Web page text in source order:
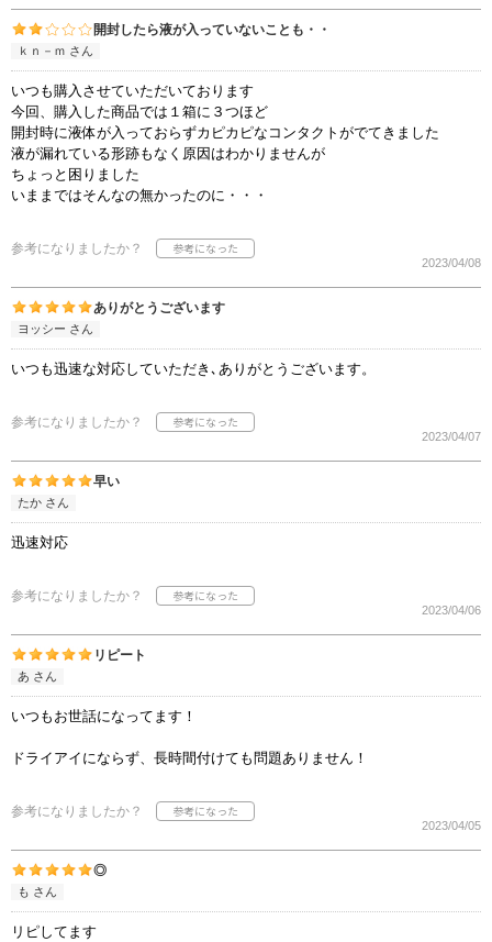
開封したら液が入っていないことも・・
ｋｎ－ｍ さん
いつも購入させていただいております
今回、購入した商品では１箱に３つほど
開封時に液体が入っておらずカピカピなコンタクトがでてきました
液が漏れている形跡もなく原因はわかりませんが
ちょっと困りました
いままではそんなの無かったのに・・・
参考になりましたか？
2023/04/08
ありがとうございます
ヨッシー さん
いつも迅速な対応していただき､ありがとうございます。
参考になりましたか？
2023/04/07
早い
たか さん
迅速対応
参考になりましたか？
2023/04/06
リピート
あ さん
いつもお世話になってます！
ドライアイにならず、長時間付けても問題ありません！
参考になりましたか？
2023/04/05
◎
も さん
リピしてます